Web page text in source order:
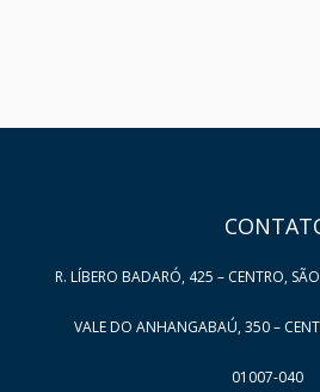
R. LÍBERO BADARÓ, 425 – CENTRO,
VALE DO ANHANGABAÚ, 350 –
01007-040